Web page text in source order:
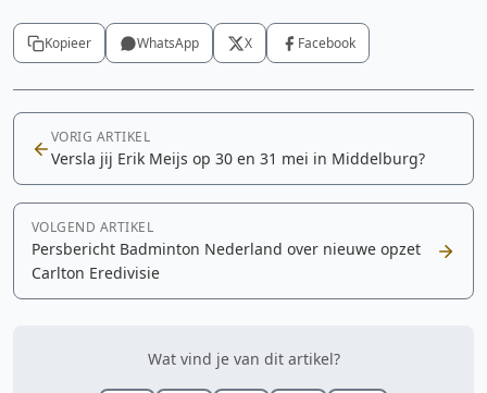
Kopieer WhatsApp X Facebook
VORIG ARTIKEL
Versla jij Erik Meijs op 30 en 31 mei in Middelburg?
VOLGEND ARTIKEL
Persbericht Badminton Nederland over nieuwe opzet
Carlton Eredivisie
Wat vind je van dit artikel?